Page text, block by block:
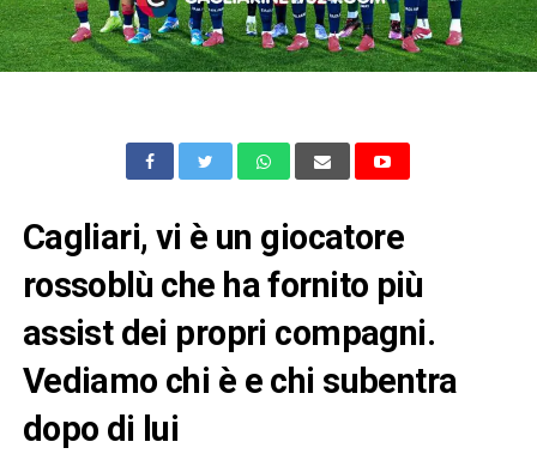
Cagliari, vi è un giocatore
rossoblù che ha fornito più
assist dei propri compagni.
Vediamo chi è e chi subentra
dopo di lui